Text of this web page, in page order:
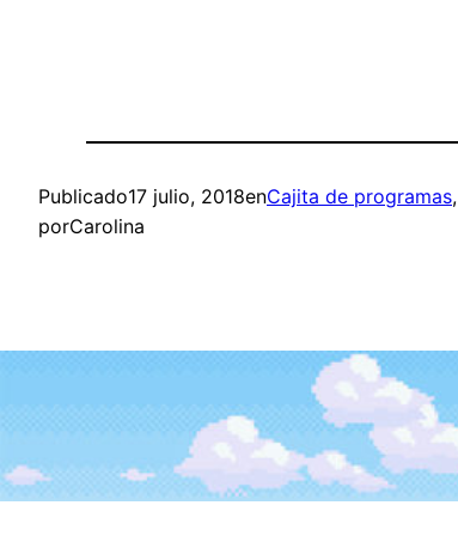
Publicado17 julio, 2018enCajita de programas,
porCarolina